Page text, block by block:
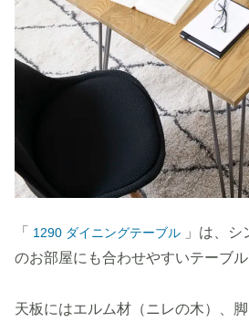
「 1290 ダイニングテーブル
」は、
のお部屋にも合わせやすいテーブル
天板にはエルム材（ニレの木）、